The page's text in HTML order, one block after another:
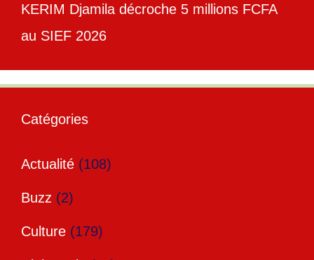
KERIM Djamila décroche 5 millions FCFA
au SIEF 2026
Catégories
Actualité (108)
Buzz (2)
Culture (179)